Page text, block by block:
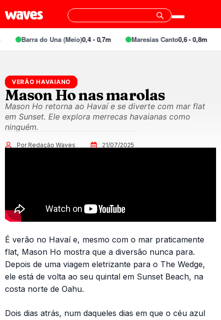
Barra do Una (Meio)0,4 - 0,7m Maresias Canto0,6 - 0,8m
VERÃO HAVAIANO
Mason Ho nas marolas
Mason Ho retorna ao Havaí e se diverte com mar flat
em Sunset. Ele explora merrecas havaianas como
ninguém.
Por Redação Waves 21/07/2025
É verão no Havaí e, mesmo com o mar praticamente
flat, Mason Ho mostra que a diversão nunca para.
Depois de uma viagem eletrizante para o The Wedge,
ele está de volta ao seu quintal em Sunset Beach, na
costa norte de Oahu.
Dois dias atrás, num daqueles dias em que o céu azul